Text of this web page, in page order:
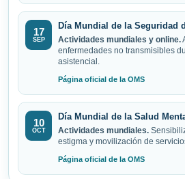
17
SEP
Día Mundial de la Seguridad
Actividades mundiales y online.
enfermedades no transmisibles
asistencial.
Página oficial de la OMS
10
OCT
Día Mundial de la Salud
Actividades mundiales.
estigma y movilización de
Página oficial de la OMS